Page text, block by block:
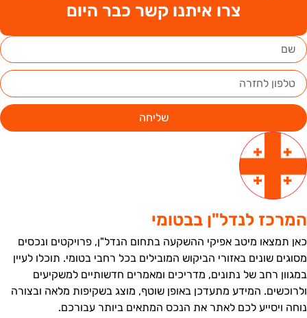
צרו איתנו קשר כבר היום
שליחה
לנדל"ן בבטומי
תמצאו מיטב אפיקי ההשקעה בתחום הנדל"ן, פרויקטים ונכסים
שונים באזורי הביקוש המובילים בכל רחבי בטומי. תוכלו לעיין
רחב של נתונים, מדריכים ומאמרים חדשותיים למשקיעים
המידע מתעדכן באופן שוטף, מוצג בשקיפות מלאה ובצורה
ויסייע לכם לאתר את הנכס המתאים ביותר עבורכם.